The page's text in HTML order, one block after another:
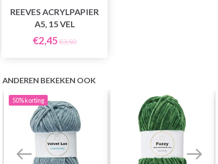
REEVES ACRYLPAPIER
A5, 15 VEL
€2,45 €3,50
ANDEREN BEKEKEN OOK
50%korting